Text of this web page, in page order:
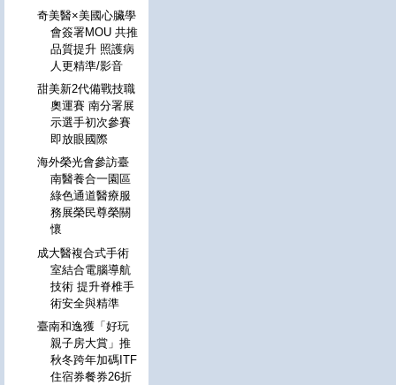
奇美醫×美國心臟學
會簽署MOU 共推
品質提升 照護病
人更精準/影音
甜美新2代備戰技職
奧運賽 南分署展
示選手初次參賽
即放眼國際
海外榮光會參訪臺
南醫養合一園區
綠色通道醫療服
務展榮民尊榮關
懷
成大醫複合式手術
室結合電腦導航
技術 提升脊椎手
術安全與精準
臺南和逸獲「好玩
親子房大賞」推
秋冬跨年加碼ITF
住宿券餐券26折